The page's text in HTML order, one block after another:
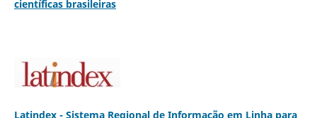
científicas brasileiras
Latindex - Sistema Regional de Informação em Linha para